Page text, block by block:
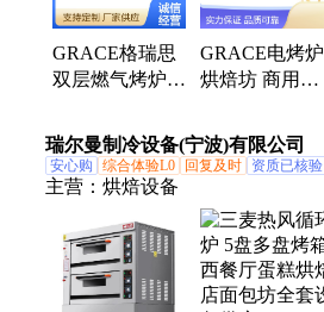
GRACE格瑞思
双层燃气烤炉
设备 面包蛋糕
烘焙制作
GRACE电烤炉
烘焙坊 商用多
烹饪一体式
瑞尔曼制冷设备(宁波)有限公司
安心购 综合体验L0 回复及时 资质已核验
主营： 烘焙设备